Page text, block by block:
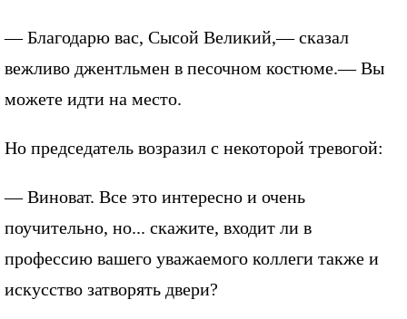
— Благодарю вас, Сысой Великий,— сказал
вежливо джентльмен в песочном костюме.— Вы
можете идти на место.
Но председатель возразил с некоторой тревогой:
— Виноват. Все это интересно и очень
поучительно, но... скажите, входит ли в
профессию вашего уважаемого коллеги также и
искусство затворять двери?